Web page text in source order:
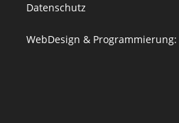
Datenschutz
WebDesign & Programmierung